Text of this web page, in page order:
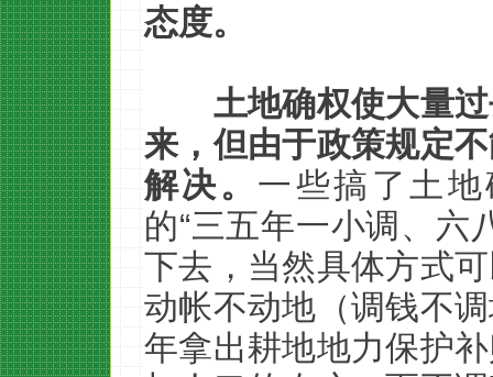
态度。
土地确权使大量
来，但由于政策规定
解决。 一些搞了土
的“三五年一小调、六
下去，当然具体方式
动帐不动地（调钱不
年拿出耕地地力保护